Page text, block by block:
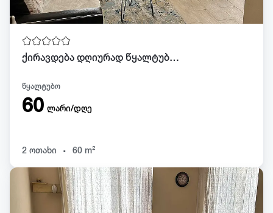
ქირავდება დღიურად წყალტუბოში
წყალტუბო
60 ლარი/დღე
2 ოთახი . 60 m²